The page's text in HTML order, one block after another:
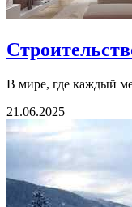
В мире, где каждый
21.06.2025